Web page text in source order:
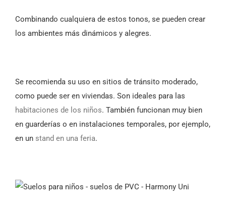
Combinando cualquiera de estos tonos, se pueden crear
los ambientes más dinámicos y alegres.
Se recomienda su uso en sitios de tránsito moderado,
como puede ser en viviendas. Son ideales para las
habitaciones de los niños. También funcionan muy bien
en guarderías o en instalaciones temporales, por ejemplo,
en un stand en una feria.